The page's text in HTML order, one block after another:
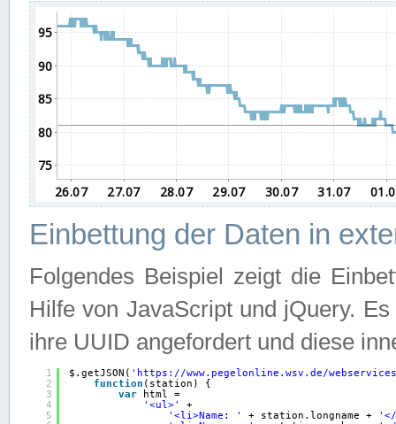
Einbettung der Daten in
Folgendes Beispiel zeigt die
Hilfe von JavaScript und jQuery.
ihre UUID angefordert und diese
1
2
3
4
5
$.getJSON( ' https://www.pegelonline.wsv.de/
function (station) {
var
html =
'<ul>'
+
'<li>Name: '
+ station.longname +